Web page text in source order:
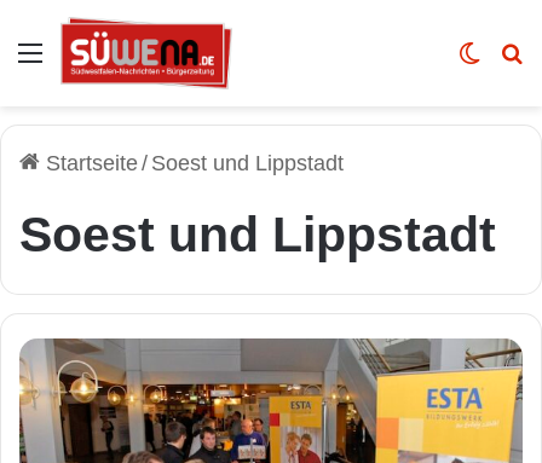
Auswahl Skin
Startseite/ Soest und Lippstadt
Soest und Lippstadt